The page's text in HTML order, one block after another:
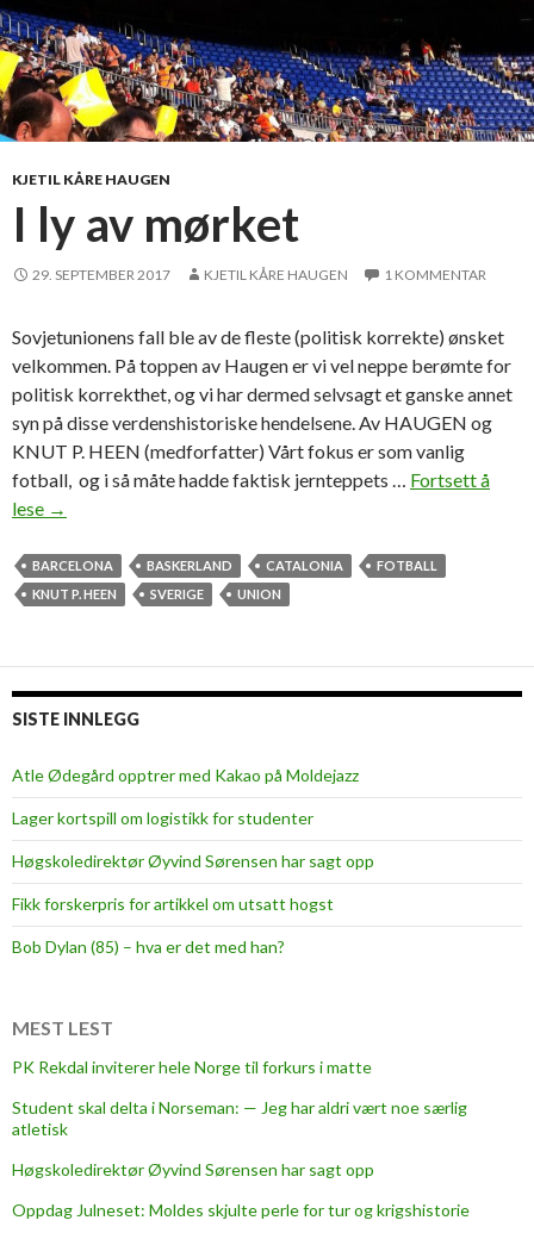
KJETIL KÅRE HAUGEN
I ly av mørket
29. SEPTEMBER 2017 KJETIL KÅRE HAUGEN 1 KOMMENTAR
Sovjetunionens fall ble av de fleste (politisk korrekte) ønsket
velkommen. På toppen av Haugen er vi vel neppe berømte for
politisk korrekthet, og vi har dermed selvsagt et ganske annet
syn på disse verdenshistoriske hendelsene. Av HAUGEN og
KNUT P. HEEN (medforfatter) Vårt fokus er som vanlig
fotball, og i så måte hadde faktisk jernteppets … Fortsett å
lese I
y
a
r
e
t
→
BARCELONA BASKERLAND CATALONIA
FOTBALL
KNUT P. HEEN
SVERIGE UNION
SISTE INNLEGG
Atle Ødegård opptrer med Kakao på Moldejazz
Lager kortspill om logistikk for studenter
Høgskoledirektør Øyvind Sørensen har sagt opp
Fikk forskerpris for artikkel om utsatt hogst
Bob Dylan (85) – hva er det med han?
MEST LEST
PK Rekdal inviterer hele Norge til forkurs i matte
Student skal delta i Norseman: — Jeg har aldri vært noe særlig
atletisk
Høgskoledirektør Øyvind Sørensen har sagt opp
Oppdag Julneset: Moldes skjulte perle for tur og krigshistorie